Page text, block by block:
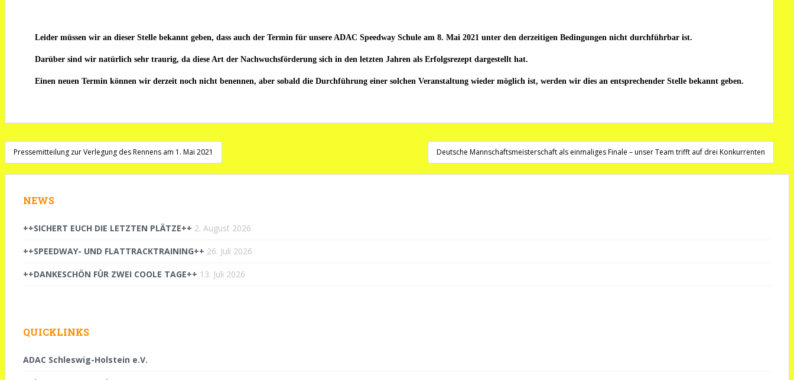
Leider müssen wir an dieser Stelle bekannt geben, dass auch der Termin für unsere ADAC Speedway Schule am 8. Mai 2021 unter den derzeitigen Bedingungen nicht durchführbar ist.
Darüber sind wir natürlich sehr traurig, da diese Art der Nachwuchsförderung sich in den letzten Jahren als Erfolgsrezept dargestellt hat.
Einen neuen Termin können wir derzeit noch nicht benennen, aber sobald die Durchführung einer solchen Veranstaltung wieder möglich ist, werden wir dies an entsprechender Stelle bekannt geben.
Beitragsnavigation
Pressemitteilung zur Verlegung des Rennens am 1. Mai 2021 Deutsche Mannschaftsmeisterschaft als einmaliges Finale – unser Team trifft auf drei Konkurrenten
NEWS
++SICHERT EUCH DIE LETZTEN PLÄTZE++ 2. August 2026
++SPEEDWAY- UND FLATTRACKTRAINING++ 26. Juli 2026
++DANKESCHÖN FÜR ZWEI COOLE TAGE++ 13. Juli 2026
QUICKLINKS
ADAC Schleswig-Holstein e.V.